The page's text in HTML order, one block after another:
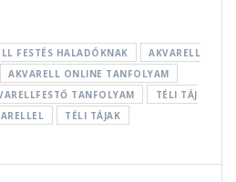
FESTÉS HALADÓKNAK
AKVARELL
AKVARELL ONLINE TANFOLYAM
TANFOLYAM
TÉLI TÁJ
TÉLI TÁJAK